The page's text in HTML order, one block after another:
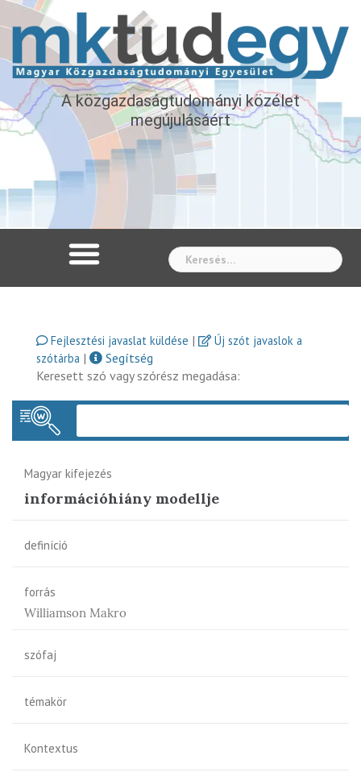
A közgazdaságtudományi közélet
megújulásáért
Fejlesztési javaslat küldése |
Új szót javaslok a
szótárba |
Segítség
Keresett szó vagy szórész megadása:
Magyar kifejezés
információhiány modellje
definíció
forrás
Williamson Makro
szófaj
témakör
Kontextus